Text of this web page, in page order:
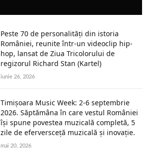
Peste 70 de personalități din istoria
României, reunite într-un videoclip hip-
hop, lansat de Ziua Tricolorului de
regizorul Richard Stan (Kartel)
iunie 26, 2026
Timișoara Music Week: 2-6 septembrie
2026. Săptămâna în care vestul României
își spune povestea muzicală completă, 5
zile de eferversceță muzicală și inovație.
mai 20, 2026